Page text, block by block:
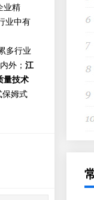
业精
业中有
多行业
外； 江
量技术
保姆式